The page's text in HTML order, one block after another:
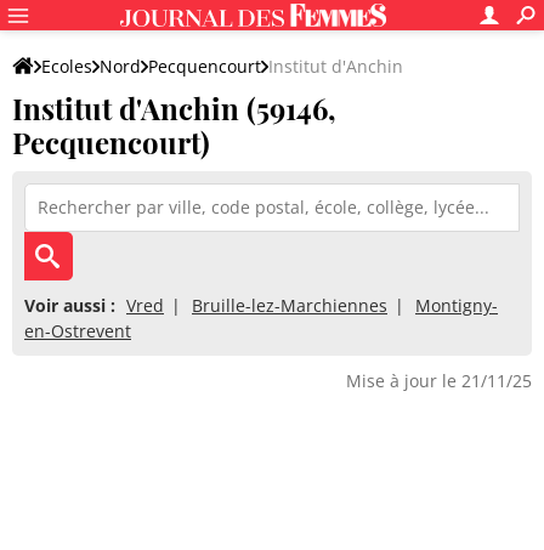
Ecoles Nord Pecquencourt Institut d'Anchin
Institut d'Anchin (59146,
Pecquencourt)
Voir aussi : Vred Bruille-lez-Marchiennes
Montigny-
en-Ostrevent
Mise à jour le 21/11/25